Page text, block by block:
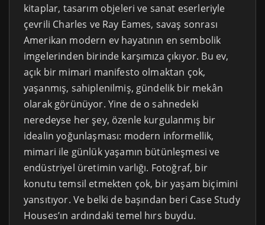
kitaplar, tasarım objeleri ve sanat eserleriyle
çevrili Charles ve Ray Eames, savaş sonrası
Amerikan modern ev hayatının en sembolik
imgelerinden birinde karşımıza çıkıyor. Bu ev,
açık bir mimari manifesto olmaktan çok,
yaşanmış, sahiplenilmiş, gündelik bir mekân
olarak görünüyor. Yine de o sahnedeki
neredeyse her şey, özenle kurgulanmış bir
idealin yoğunlaşması: modern informellik,
mimari ile günlük yaşamın bütünleşmesi ve
endüstriyel üretimin varlığı. Fotoğraf, bir
konutu temsil etmekten çok, bir yaşam biçimini
yansıtıyor. Ve belki de başından beri Case Study
Houses’ın ardındaki temel hırs buydu.